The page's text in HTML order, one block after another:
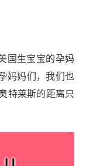
生宝宝的孕妈
妈妈们，我们也
特莱斯的距离只